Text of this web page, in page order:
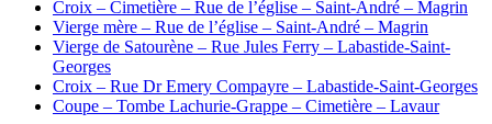
Croix – Cimetière – Rue de l’église – Saint-André – Magrin
Vierge mère – Rue de l’église – Saint-André – Magrin
Vierge de Satourène – Rue Jules Ferry – Labastide-Saint-
Georges
Croix – Rue Dr Emery Compayre – Labastide-Saint-Georges
Coupe – Tombe Lachurie-Grappe – Cimetière – Lavaur